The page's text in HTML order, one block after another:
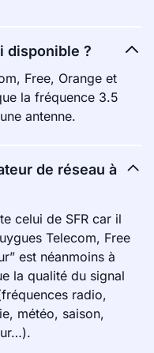
disponible ?
Free, Orange et
la fréquence 3.5
antenne.
de réseau à
celui de SFR car il
Telecom, Free
est néanmoins à
la qualité du signal
radio,
météo, saison,